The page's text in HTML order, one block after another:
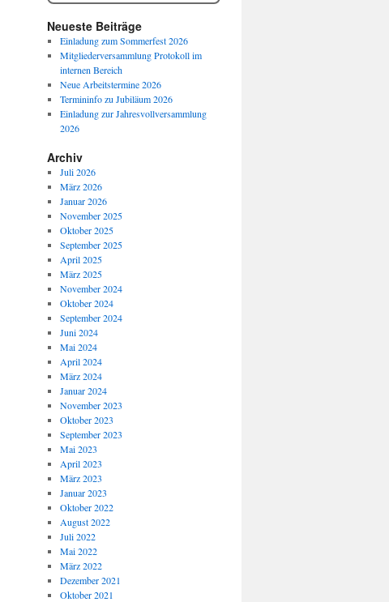
Neueste Beiträge
Einladung zum Sommerfest 2026
Mitgliederversammlung Protokoll im
internen Bereich
Neue Arbeitstermine 2026
Termininfo zu Jubiläum 2026
Einladung zur Jahresvollversammlung
2026
Archiv
Juli 2026
März 2026
Januar 2026
November 2025
Oktober 2025
September 2025
April 2025
März 2025
November 2024
Oktober 2024
September 2024
Juni 2024
Mai 2024
April 2024
März 2024
Januar 2024
November 2023
Oktober 2023
September 2023
Mai 2023
April 2023
März 2023
Januar 2023
Oktober 2022
August 2022
Juli 2022
Mai 2022
März 2022
Dezember 2021
Oktober 2021